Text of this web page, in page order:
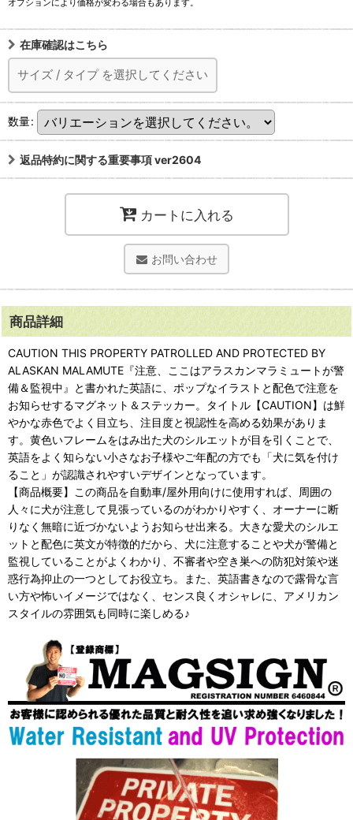
オプションにより価格が変わる場合もあります。
在庫確認はこちら
サイズ / タイプ を選択してください
数量:
返品特約に関する重要事項 ver2604
カートに入れる
お問い合わせ
商品詳細
CAUTION THIS PROPERTY PATROLLED AND PROTECTED BY
ALASKAN MALAMUTE『注意、ここはアラスカンマラミュートが警
備＆監視中』と書かれた英語に、ポップなイラストと配色で注意を
お知らせするマグネット＆ステッカー。タイトル【CAUTION】は鮮
やかな赤色でよく目立ち、注目度と視認性を高める効果がありま
す。黄色いフレームをはみ出た犬のシルエットが目を引くことで、
英語をよく知らない小さなお子様やご年配の方でも「犬に気を付け
ること」が認識されやすいデザインとなっています。
【商品概要】この商品を自動車/屋外用向けに使用すれば、周囲の
人々に犬が注意して見張っているのがわかりやすく、オーナーに断
りなく無暗に近づかないようお知らせ出来る。大きな愛犬のシルエ
ットと配色に英文が特徴的だから、犬に注意することや犬が警備と
監視していることがよくわかり、不審者や空き巣への防犯対策や迷
惑行為抑止の一つとしてお役立ち。また、英語書きなので露骨な言
い方や怖いイメージではなく、センス良くオシャレに、アメリカン
スタイルの雰囲気も同時に楽しめる♪